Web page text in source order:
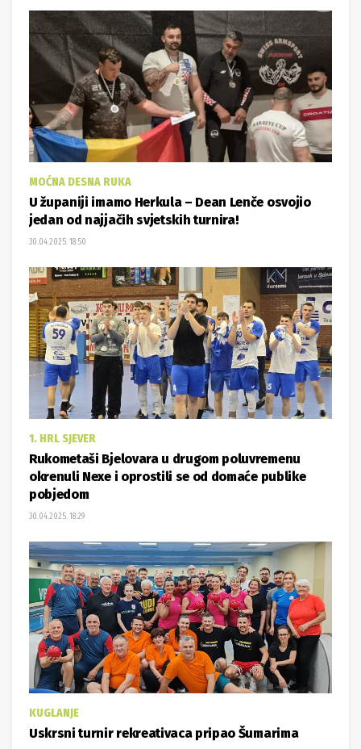
MOĆNA DESNA RUKA
U županiji imamo Herkula – Dean Lenče osvojio
jedan od najjačih svjetskih turnira!
30.04.2025. 18:50
1. HRL SJEVER
Rukometaši Bjelovara u drugom poluvremenu
okrenuli Nexe i oprostili se od domaće publike
pobjedom
30.04.2025. 18:29
KUGLANJE
Uskrsni turnir rekreativaca pripao Šumarima